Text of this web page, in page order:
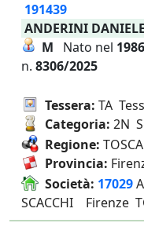
191439
ANDERINI DANIELE
M Nato nel 1986
n. 8306/2025
Tessera: TA
Categoria: 2N
Regione:
Provincia:
Società: 17029
SCACCHI Firenze